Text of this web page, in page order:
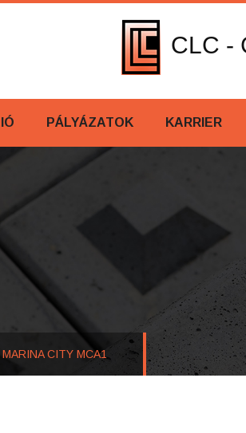
CLC -
PÁLYÁZATOK KARRIER
MARINA CITY MCA1